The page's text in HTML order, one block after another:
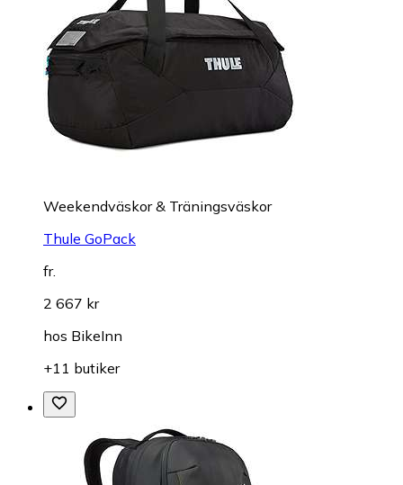
Weekendväskor & Träningsväskor
Thule GoPack
fr.
2 667 kr
hos BikeInn
+11 butiker